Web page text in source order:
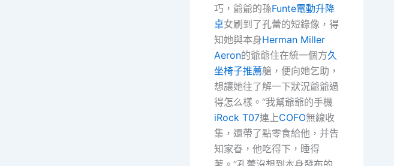
巧，爺爺的孫Funte電動升降
桌女刷到了孔蕾的短錄像，得
知她與本身Herman Miller
Aeron的爺爺住在統一個方久
坐椅子推薦艙，便向她乞助，
想讓她往了解一下狀況爺爺過
得怎么樣。“我幫爺爺的手機
iRock T07連上COFO無線收
集，還帶了點零食給他，并告
知家眷，他吃得下，睡得